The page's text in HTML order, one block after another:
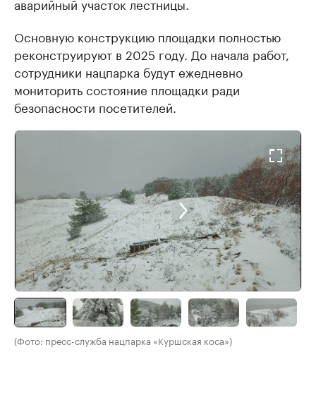
Основную конструкцию площадки полностью
реконструируют в 2025 году. До начала работ,
сотрудники нацпарка будут ежедневно
мониторить состояние площадки ради
безопасности посетителей.
(Фото: пресс-служба нацпарка «Куршская коса»)